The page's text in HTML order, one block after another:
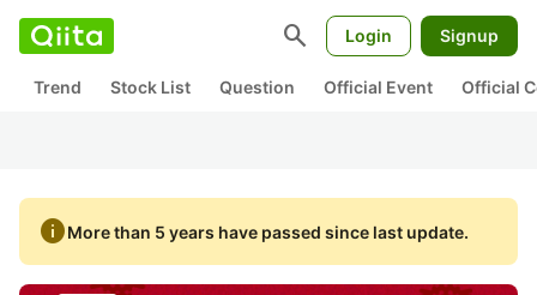
search Login Signup
Trend Stock List Question Official Event Official
infoMore than 5 years have passed since last update.